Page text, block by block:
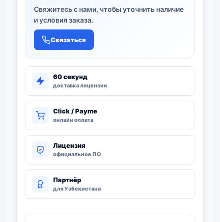
Свяжитесь с нами, чтобы уточнить наличие
и условия заказа.
Связаться
60 секунд
доставка лицензии
Click / Payme
онлайн оплата
Лицензия
официальное ПО
Партнёр
для Узбекистана